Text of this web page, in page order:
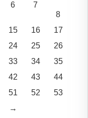
6
7
8
15 16
17
24 25
26
33 34
35
42 43
44
51 52
53
→